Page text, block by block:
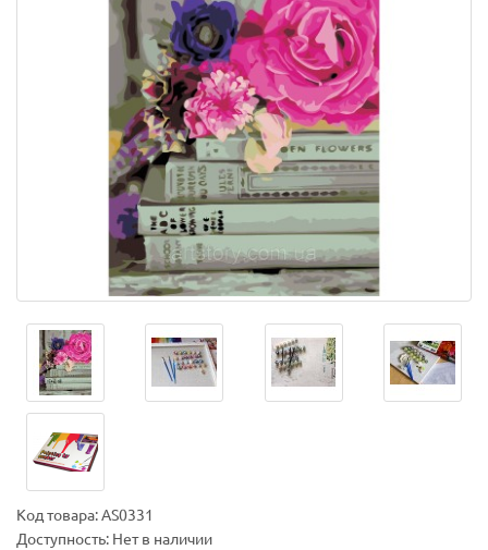
Код товара:AS0331
Доступность: Нет в наличии